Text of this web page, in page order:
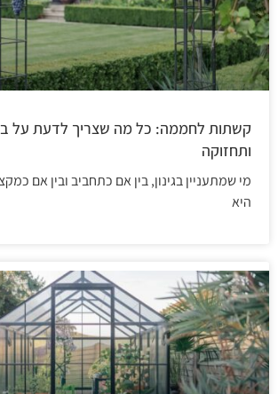
קשתות לחממה: כל מה שצריך לדעת על
ותחזוקה
מי שמתעניין בגינון, בין אם כתחביב ובין אם
היא